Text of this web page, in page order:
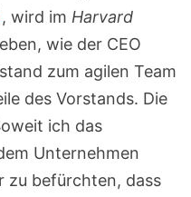
wird im Harvard
wie der CEO
zum agilen Team
des Vorstands. Die
ich das
Unternehmen
zu befürchten, dass